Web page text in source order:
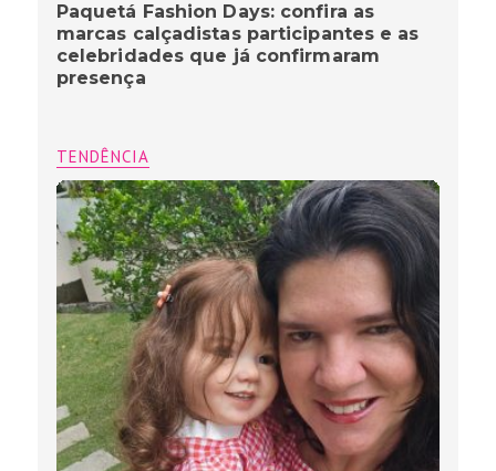
Paquetá Fashion Days: confira as
marcas calçadistas participantes e as
celebridades que já confirmaram
presença
TENDÊNCIA